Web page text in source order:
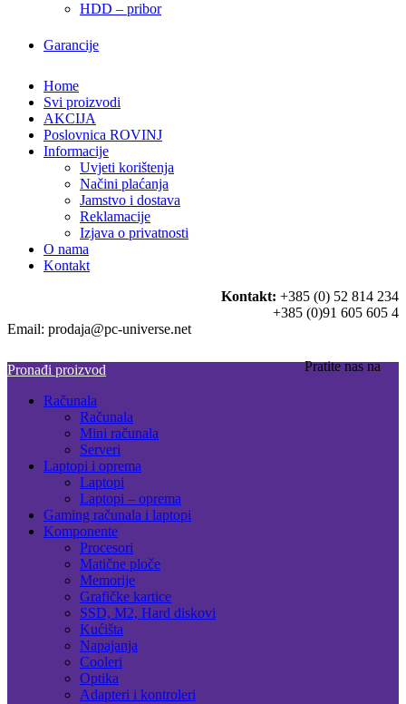
HDD – pribor
Garancije
Home
Svi proizvodi
AKCIJA
Poslovnica ROVINJ
Informacije
Uvjeti korištenja
Načini plaćanja
Jamstvo i dostava
Reklamacije
Izjava o privatnosti
O nama
Kontakt
Kontakt: +385 (0) 52 814 234
+385 (0)91 605 605 4
Email: prodaja@pc-universe.net
Pratite nas na
Pronađi proizvod
Računala
Računala
Mini računala
Serveri
Laptopi i oprema
Laptopi
Laptopi – oprema
Gaming računala i laptopi
Komponente
Procesori
Matične ploče
Memorije
Grafičke kartice
SSD, M2, Hard diskovi
Kućišta
Napajanja
Cooleri
Optika
Adapteri i kontroleri